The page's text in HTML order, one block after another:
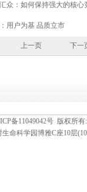
众：如何保持强大的核心
用户为基 品质立市
上一页 下一
备11049042号 版权所
命科学园博雅C座10层